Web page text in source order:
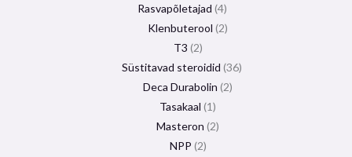
Rasvapõletajad 4
Klenbuterool 2
T3 2
Süstitavad steroidid 36
Deca Durabolin 2
Tasakaal 1
Masteron 2
NPP 2